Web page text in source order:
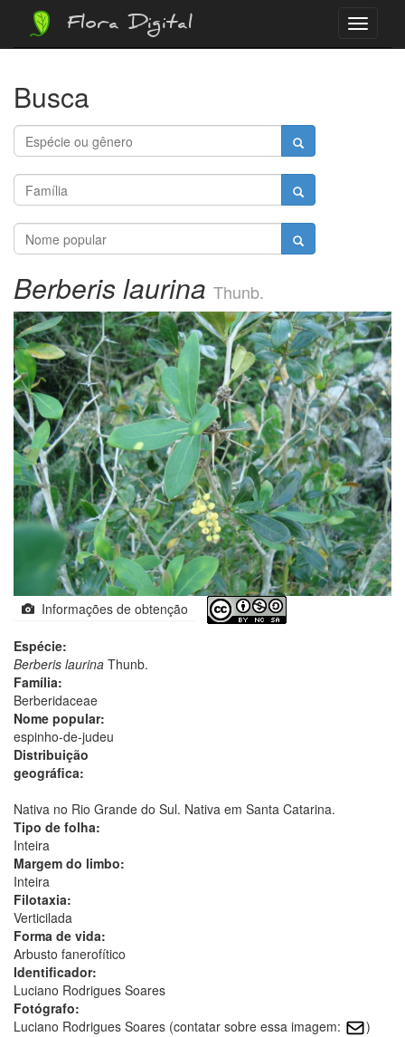
Menu
Flora Digital
Busca
Berberis laurina Thunb.
Informações de obtenção
Espécie:
Berberis laurina Thunb.
Família:
Berberidaceae
Nome popular:
espinho-de-judeu
Distribuição
geográfica:
Nativa no Rio Grande do Sul. Nativa em Santa Catarina.
Tipo de folha:
Inteira
Margem do limbo:
Inteira
Filotaxia:
Verticilada
Forma de vida:
Arbusto fanerofítico
Identificador:
Luciano Rodrigues Soares
Fotógrafo:
Luciano Rodrigues Soares (contatar sobre essa imagem:
)